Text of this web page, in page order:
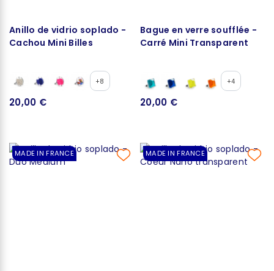
Anillo de vidrio soplado -
Cachou Mini Billes
+8
20,00 €
Bague en verre soufflée -
Carré Mini Transparent
+4
20,00 €
MADE IN FRANCE MADE IN FRANCE